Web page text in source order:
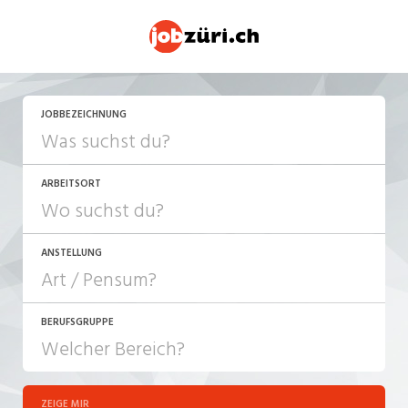
JOBBEZEICHNUNG
ARBEITSORT
ANSTELLUNG
JOB-TYP
Festanstellung
BERUFSGRUPPE
ZEIGE MIR